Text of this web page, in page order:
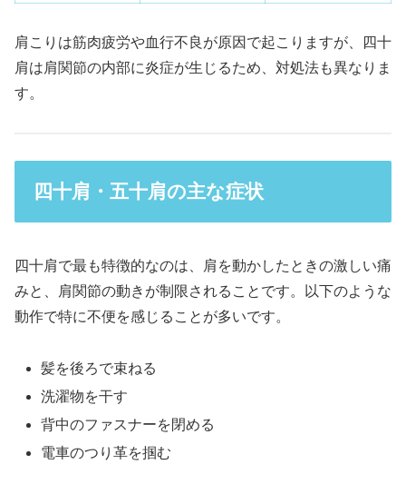
肩こりは筋肉疲労や血行不良が原因で起こりますが、四十
肩は肩関節の内部に炎症が生じるため、対処法も異なりま
す。
四十肩・五十肩の主な症状
四十肩で最も特徴的なのは、肩を動かしたときの激しい痛
みと、肩関節の動きが制限されることです。以下のような
動作で特に不便を感じることが多いです。
髪を後ろで束ねる
洗濯物を干す
背中のファスナーを閉める
電車のつり革を掴む